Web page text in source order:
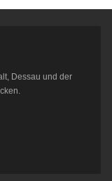
Dessau und der